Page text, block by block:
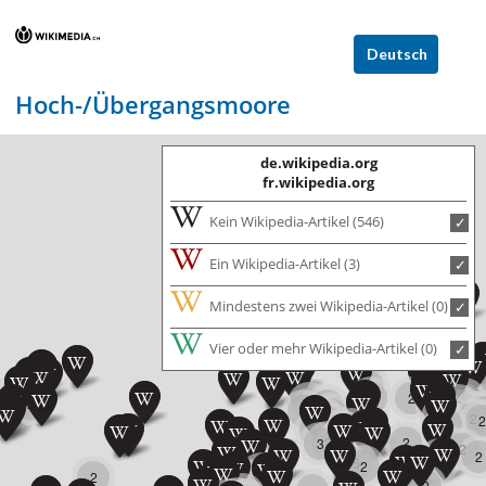
Deutsch
Hoch-/Übergangsmoore
2
2
2
4
2
2
5
2
2 5
2
2 2
3
2
4
2 2
7 2
3
3 22
4
3 2
2
2
2
23
4
3
2
3
3
2
3 3
3
2
2 2
22
2
de.wikipedia.org
fr.wikipedia.org
Kein Wikipedia-Artikel (546)
Ein Wikipedia-Artikel (3)
Mindestens zwei Wikipedia-Artikel (0)
Vier oder mehr Wikipedia-Artikel (0)